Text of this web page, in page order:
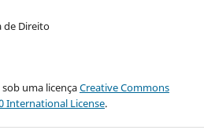
de Direito
uma licençaCreative Commons
International License.